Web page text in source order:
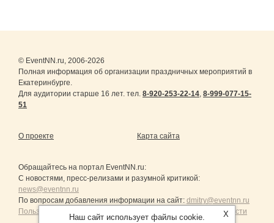
© EventNN.ru, 2006-2026
Полная информация об организации праздничных мероприятий в
Екатеринбурге.
Для аудитории старше 16 лет. тел. 8-920-253-22-14, 8-999-077-15-
51
О проекте Карта сайта
Обращайтесь на портал EventNN.ru:
С новостями, пресс-релизами и разумной критикой:
news@eventnn.ru
По вопросам добавления информации на сайт: dmitry@eventnn.ru
Пользовательское Соглашение и политика конфиденциальности
X
Наш сайт использует файлы cookie.